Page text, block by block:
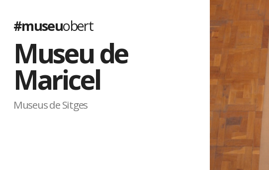
#museuobert
Museu de
Maricel
Museus de Sitges